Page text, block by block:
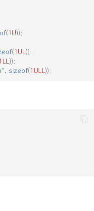
(1U));
(1UL));
1LL));
, sizeof(1ULL));